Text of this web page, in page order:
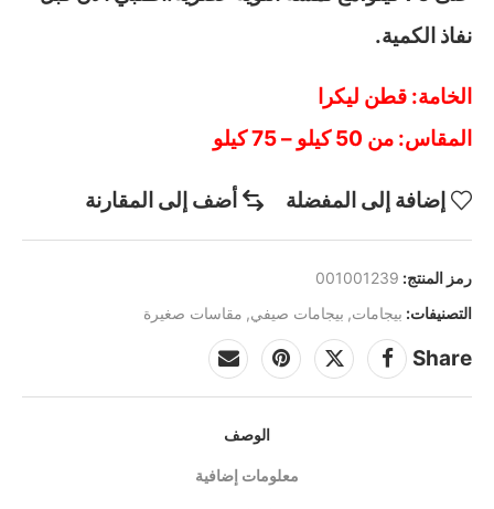
نفاذ الكمية.
الخامة: قطن ليكرا
المقاس: من 50 كيلو – 75 كيلو
إضافة إلى المفضلة أضف إلى المقارنة
رمز المنتج: 001001239
التصنيفات: بيجامات, بيجامات صيفي, مقاسات صغيرة
Share
الوصف
معلومات إضافية